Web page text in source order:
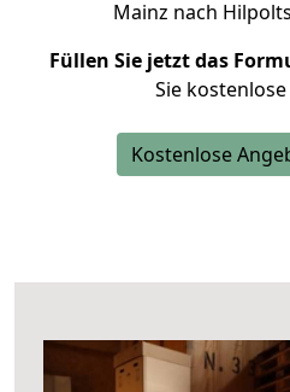
Mainz nach
Füllen Sie jetzt das
Sie
Kostenlose